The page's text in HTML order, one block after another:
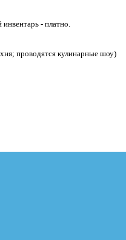
- платно.
проводятся кулинарные шоу)